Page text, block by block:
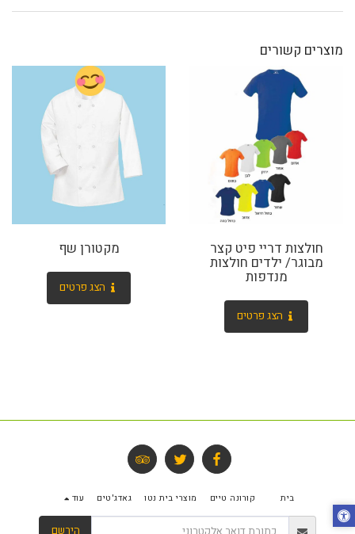
מוצרים קשורים
חולצות דריי פיט קצר
מבוגר/ ילדים חולצות
מנדפות
הצג פרטים
מקטורן שף
הצג פרטים
בית קורונה טיים מוצרי בית נטו גאדג'טים עוד